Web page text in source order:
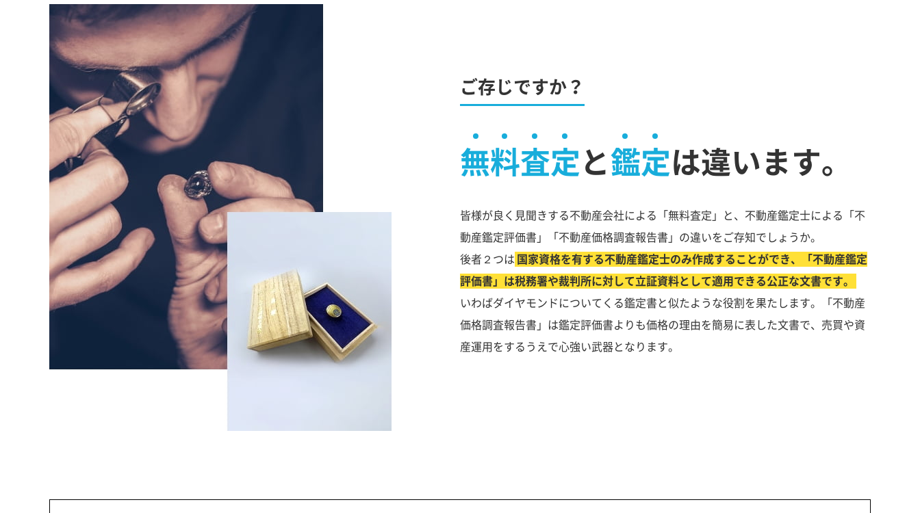
ご存じですか？
無料査定と鑑定は違います。
皆様が良く見聞きする不動産会社による「無料査定」と、不動産鑑定士による「不
動産鑑定評価書」「不動産価格調査報告書」の違いをご存知でしょうか。
後者２つは 国家資格を有する不動産鑑定士のみ作成することができ、「不動産鑑定
評価書」は税務署や裁判所に対して立証資料として適用できる公正な文書です。
いわばダイヤモンドについてくる鑑定書と似たような役割を果たします。「不動産
価格調査報告書」は鑑定評価書よりも価格の理由を簡易に表した文書で、売買や資
産運用をするうえで心強い武器となります。